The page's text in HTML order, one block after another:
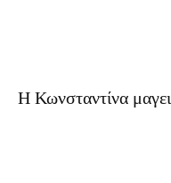
H Κωνσταντίνα